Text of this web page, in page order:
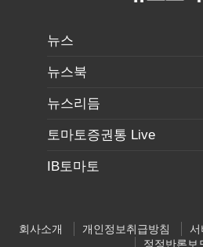
뉴스
뉴스북
뉴스리듬
토마토증권통 Live
IB토마토
회사소개 개인정보취급방침 서
정정반론보